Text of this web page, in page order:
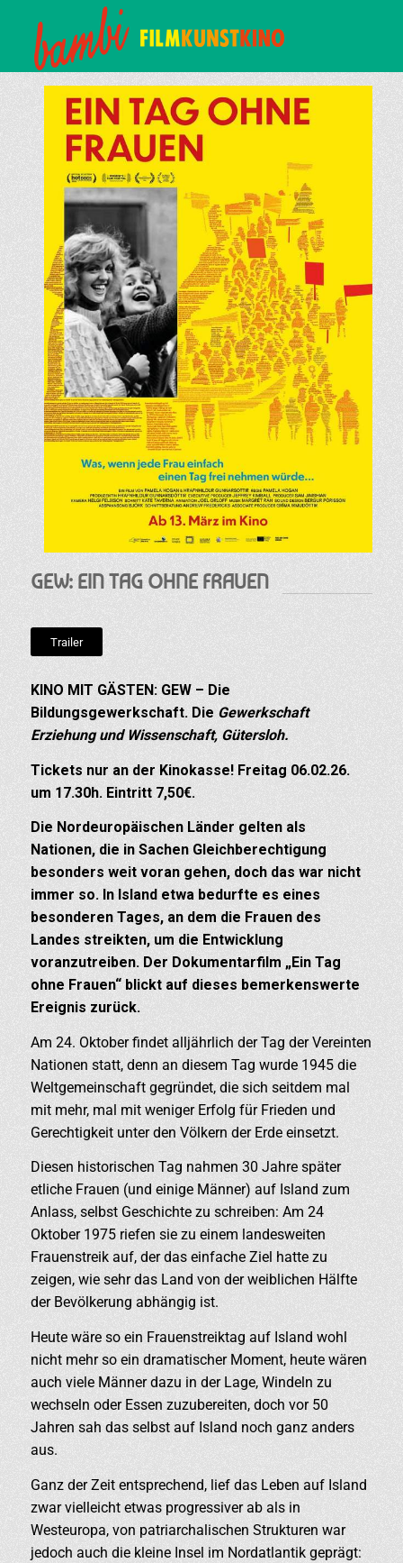
GEW: EIN TAG OHNE FRAUEN
Trailer
KINO MIT GÄSTEN: GEW – Die
Bildungsgewerkschaft. Die Gewerkschaft
Erziehung und Wissenschaft, Gütersloh.
Tickets nur an der Kinokasse! Freitag 06.02.26.
um 17.30h. Eintritt 7,50€.
Die Nordeuropäischen Länder gelten als
Nationen, die in Sachen Gleichberechtigung
besonders weit voran gehen, doch das war nicht
immer so. In Island etwa bedurfte es eines
besonderen Tages, an dem die Frauen des
Landes streikten, um die Entwicklung
voranzutreiben. Der Dokumentarfilm „Ein Tag
ohne Frauen“ blickt auf dieses bemerkenswerte
Ereignis zurück.
Am 24. Oktober findet alljährlich der Tag der Vereinten
Nationen statt, denn an diesem Tag wurde 1945 die
Weltgemeinschaft gegründet, die sich seitdem mal
mit mehr, mal mit weniger Erfolg für Frieden und
Gerechtigkeit unter den Völkern der Erde einsetzt.
Diesen historischen Tag nahmen 30 Jahre später
etliche Frauen (und einige Männer) auf Island zum
Anlass, selbst Geschichte zu schreiben: Am 24
Oktober 1975 riefen sie zu einem landesweiten
Frauenstreik auf, der das einfache Ziel hatte zu
zeigen, wie sehr das Land von der weiblichen Hälfte
der Bevölkerung abhängig ist.
Heute wäre so ein Frauenstreiktag auf Island wohl
nicht mehr so ein dramatischer Moment, heute wären
auch viele Männer dazu in der Lage, Windeln zu
wechseln oder Essen zuzubereiten, doch vor 50
Jahren sah das selbst auf Island noch ganz anders
aus.
Ganz der Zeit entsprechend, lief das Leben auf Island
zwar vielleicht etwas progressiver ab als in
Westeuropa, von patriarchalischen Strukturen war
jedoch auch die kleine Insel im Nordatlantik geprägt: